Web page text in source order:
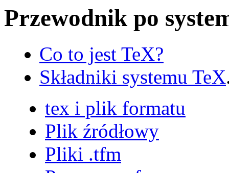
Przewodnik po
Co to jest TeX?
Składniki systemu TeX
tex i plik formatu
Plik źródłowy
Pliki .tfm